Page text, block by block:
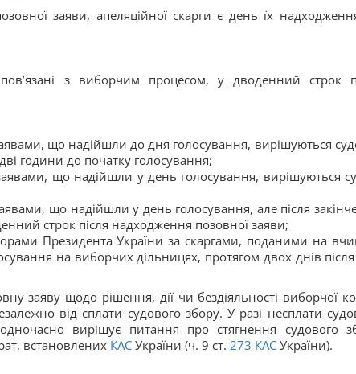
заяви, апеляційної скарги є день їх
з виборчим процесом, у дводенний строк
що надійшли до дня голосування, вирішуються
години до початку голосування;
що надійшли у день голосування, вирішуються
що надійшли у день голосування, але після
строк після надходження позовної заяви;
Президента України за скаргами, поданими на
на виборчих дільницях, протягом двох днів
заяву щодо рішення, дії чи бездіяльності виборчої
від сплати судового збору. У разі несплати
вирішує питання про стягнення судового
встановлених КАС України (ч. 9 ст. 273 КАС України).